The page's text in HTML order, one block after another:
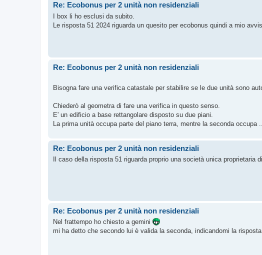
Re: Ecobonus per 2 unità non residenziali
I box li ho esclusi da subito.
Le risposta 51 2024 riguarda un quesito per ecobonus quindi a mio
Re: Ecobonus per 2 unità non residenziali
Bisogna fare una verifica catastale per stabilire se le due unità sono
Chiederò al geometra di fare una verifica in questo senso.
E' un edificio a base rettangolare disposto su due piani.
La prima unità occupa parte del piano terra, mentre la seconda occupa ...
Re: Ecobonus per 2 unità non residenziali
Il caso della risposta 51 riguarda proprio una società unica proprietaria
Re: Ecobonus per 2 unità non residenziali
Nel frattempo ho chiesto a gemini
mi ha detto che secondo lui è valida la seconda, indicandomi la